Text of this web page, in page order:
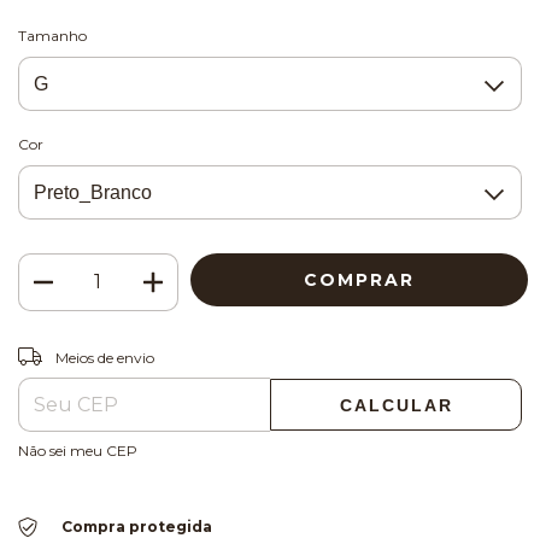
Tamanho
Cor
Entregas para o CEP:
Meios de envio
CALCULAR
Não sei meu CEP
Compra protegida